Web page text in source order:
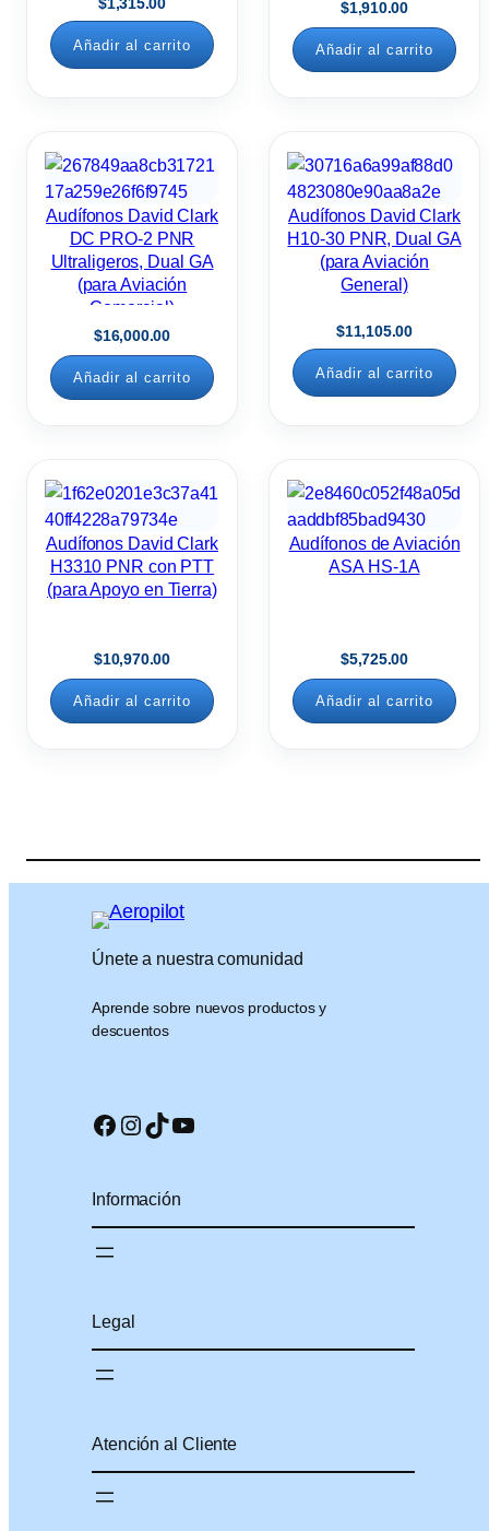
Añadir al carrito
$1,910.00
Añadir al carrito
Audífonos David Clark
DC PRO-2 PNR
Ultraligeros, Dual GA
(para Aviación
Comercial)
$16,000.00
Añadir al carrito
Audífonos David Clark
H10-30 PNR, Dual GA
(para Aviación
General)
$11,105.00
Añadir al carrito
Audífonos David Clark
H3310 PNR con PTT
(para Apoyo en Tierra)
$10,970.00
Añadir al carrito
Audífonos de Aviación
ASA HS-1A
$5,725.00
Añadir al carrito
Únete a nuestra comunidad
Aprende sobre nuevos productos y
descuentos
Facebook Instagram TikTok YouTube
Información
Legal
Atención al Cliente